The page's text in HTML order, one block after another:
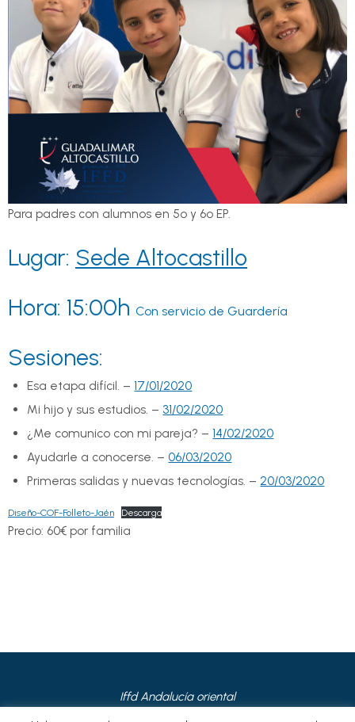
Para padres con alumnos en 5º y 6º EP.
Lugar: Sede Altocastillo
Hora: 15:00h Con servicio de Guardería
Sesiones:
Esa etapa difícil. –17/01/2020
Mi hijo y sus estudios. – 31/02/2020
¿Me comunico con mi pareja? –14/02/2020
Ayudarle a conocerse. –06/03/2020
Primeras salidas y nuevas tecnologías. –20/03/2020
Diseño-COF-Folleto-Jaén Descarga
Precio: 60€ por familia
Iffd Andalucía oriental